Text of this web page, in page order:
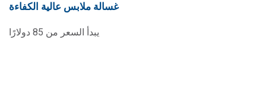
غسالة ملابس عالية الكفاءة
يبدأ السعر من 85 دولارًا